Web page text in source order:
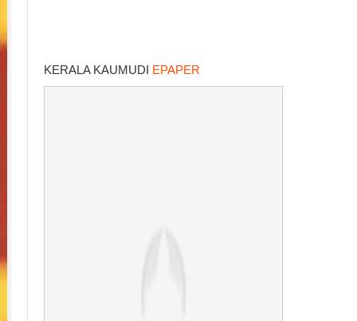
KERALA KAUMUDI EPAPER